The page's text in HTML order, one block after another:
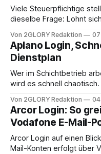
Viele Steuerpflichtige
dieselbe Frage: Lohnt
erledigen? Die kurze
aus – sobald jedoch
zusammentreffen oder
anstehen, zahlt sich
Von 2GLORY Redaktion
Aplano Login,
Dienstplan
Wer im Schichtbetrieb
wird es schnell
abwesenheiten und die
Ihr personal digital zu
erfahren Sie alles, was
brauchen, von der
Von 2GLORY Redaktion
Arcor Login: So
Vodafone E-Mail-
Arcor Login auf einen Blick Die Anmeldung für alte Arcor-E-
Mail-Konten erfolgt über